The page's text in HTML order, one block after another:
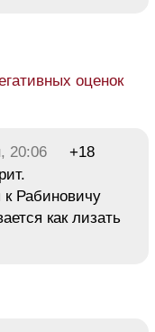
оценок
20:06
+18
Рабиновичу
как лизать